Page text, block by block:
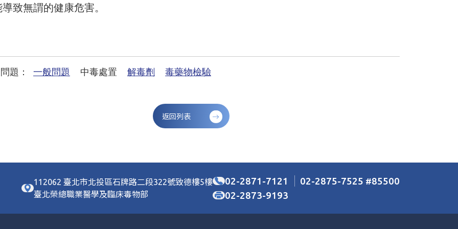
致無謂的健康危害。
問題：一般問題 中毒處置 解毒劑 毒藥物檢驗
返回列表
112062 臺北市北投區石牌路二段322號致德樓5樓
臺北榮總職業醫學及臨床毒物部
02-2871-7121 02-2875-7525 #85500
02-2873-9193